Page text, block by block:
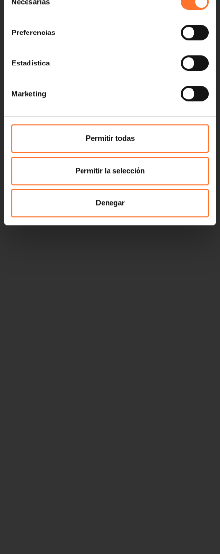
Necesarias
Preferencias
Estadística
Marketing
Permitir todas
Permitir la selección
Denegar